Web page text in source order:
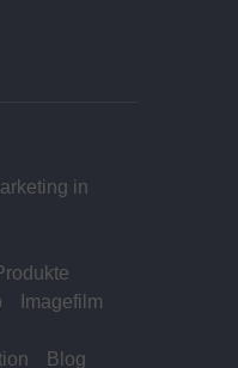
in
Imagefilm
Blog